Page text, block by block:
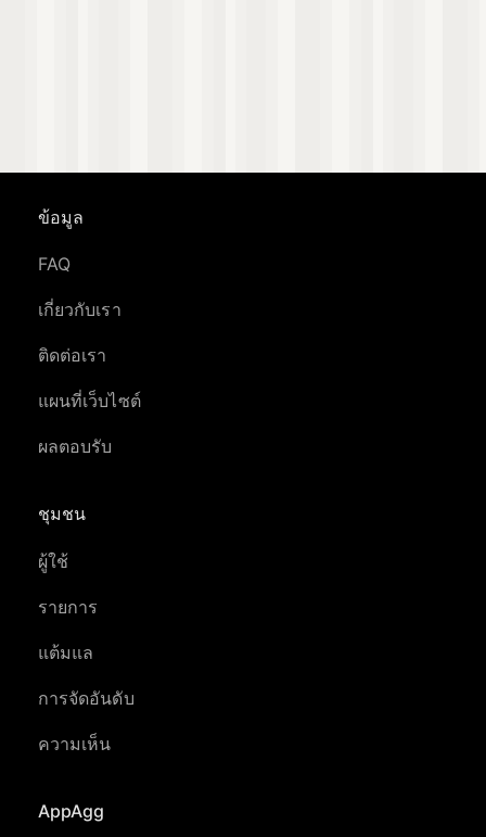
ข้อมูล
FAQ
เกี่ยวกับเรา
ติดต่อเรา
แผนที่เว็บไซต์
ผลตอบรับ
ชุมชน
ผู้ใช้
รายการ
แต้มแล
การจัดอันดับ
ความเห็น
AppAgg